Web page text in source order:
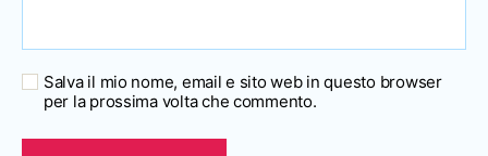
Salva il mio nome, email e sito web in questo browser
per la prossima volta che commento.